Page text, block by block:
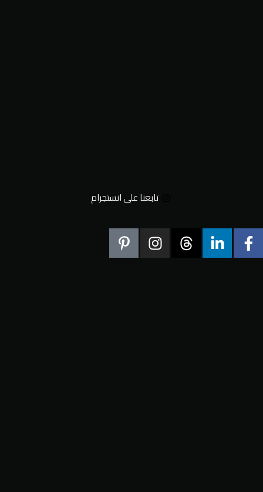
تابعنا على انستجرام